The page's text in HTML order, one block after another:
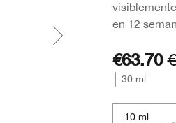
en 12
€63.70
30 ml
10 ml